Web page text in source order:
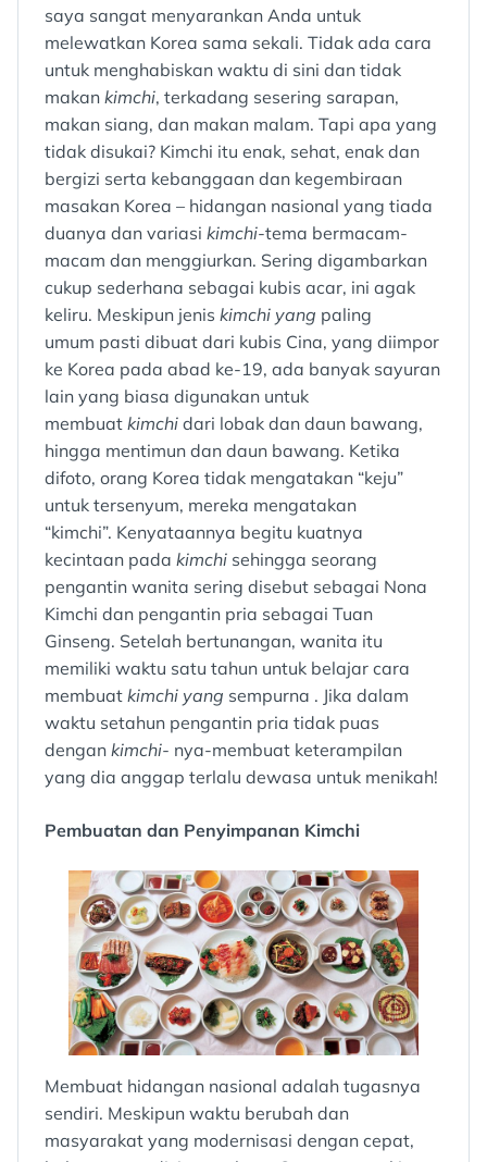
saya sangat menyarankan Anda untuk
melewatkan Korea sama sekali. Tidak ada cara
untuk menghabiskan waktu di sini dan tidak
makan kimchi, terkadang sesering sarapan,
makan siang, dan makan malam. Tapi apa yang
tidak disukai? Kimchi itu enak, sehat, enak dan
bergizi serta kebanggaan dan kegembiraan
masakan Korea – hidangan nasional yang tiada
duanya dan variasi kimchi-tema bermacam-
macam dan menggiurkan. Sering digambarkan
cukup sederhana sebagai kubis acar, ini agak
keliru. Meskipun jenis kimchi yang paling
umum pasti dibuat dari kubis Cina, yang diimpor
ke Korea pada abad ke-19, ada banyak sayuran
lain yang biasa digunakan untuk
membuat kimchi dari lobak dan daun bawang,
hingga mentimun dan daun bawang. Ketika
difoto, orang Korea tidak mengatakan “keju”
untuk tersenyum, mereka mengatakan
“kimchi”. Kenyataannya begitu kuatnya
kecintaan pada kimchi sehingga seorang
pengantin wanita sering disebut sebagai Nona
Kimchi dan pengantin pria sebagai Tuan
Ginseng. Setelah bertunangan, wanita itu
memiliki waktu satu tahun untuk belajar cara
membuat kimchi yang sempurna . Jika dalam
waktu setahun pengantin pria tidak puas
dengan kimchi- nya-membuat keterampilan
yang dia anggap terlalu dewasa untuk menikah!
Pembuatan dan Penyimpanan Kimchi
Membuat hidangan nasional adalah tugasnya
sendiri. Meskipun waktu berubah dan
masyarakat yang modernisasi dengan cepat,